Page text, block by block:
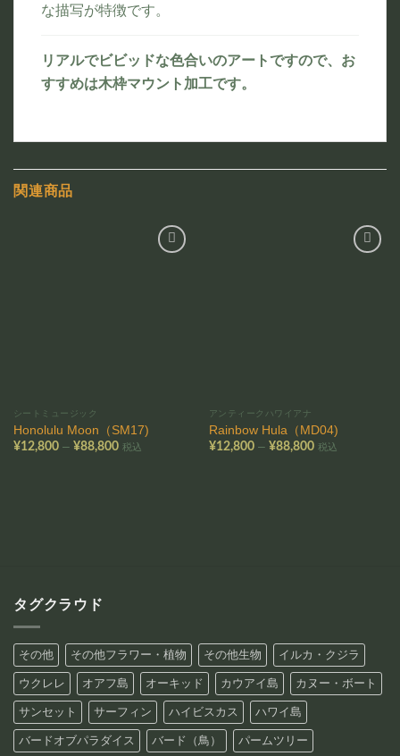
な描写が特徴です。
リアルでビビッドな色合いのアートですので、お
すすめは木枠マウント加工です。
関連商品
シートミュージック
Honolulu Moon（SM17)
¥12,800 – ¥88,800価税込
アンティークハワイアナ
Rainbow Hula（MD04)
¥12,800 – ¥88,800価税込
タグクラウド
その他 その他フラワー・植物 その他生物 イルカ・クジラ
ウクレレ オアフ島 オーキッド カウアイ島 カヌー・ボート
サンセット サーフィン ハイビスカス ハワイ島
バードオブパラダイス バード（鳥） パームツリー